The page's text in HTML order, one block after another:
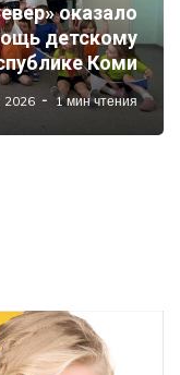
оказало
детскому
Коми
2026 1 мин чтения